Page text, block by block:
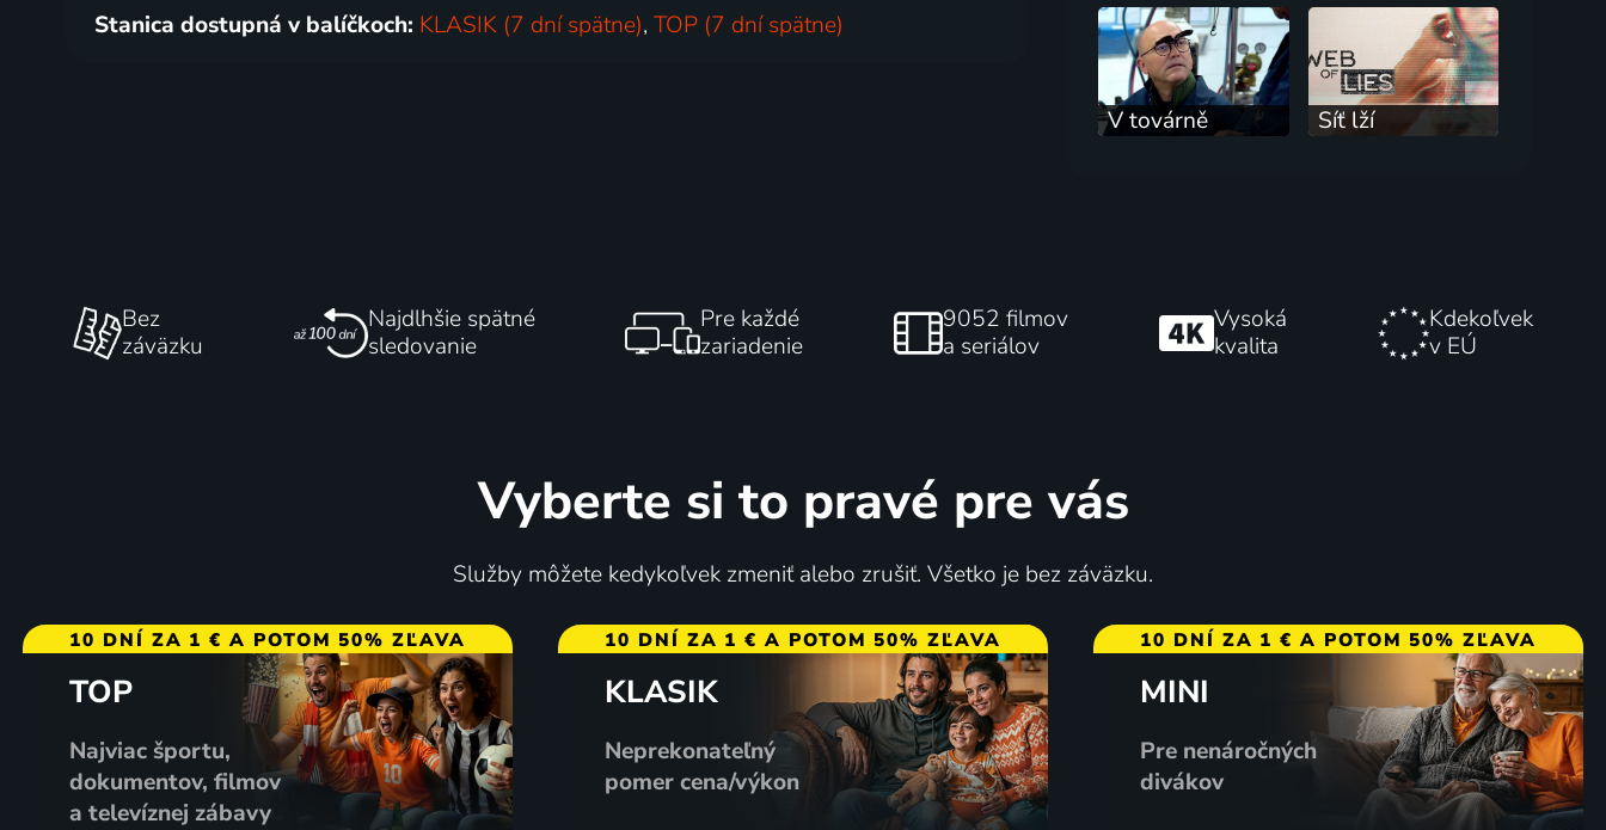
Stanica dostupná v balíčkoch: KLASIK (7 dní spätne),TOP (7 dní spätne)
V továrně Síť lží
Bez
záväzku
Najdlhšie spätné
sledovanie
Pre každé
zariadenie
9052 filmov
a seriálov
Vysoká
kvalita
Kdekoľvek
v EÚ
Vyberte si to pravé pre vás
Služby môžete kedykoľvek zmeniť alebo zrušiť. Všetko je bez záväzku.
10 DNÍ ZA 1 € A POTOM 50% ZĽAVA
TOP
Najviac športu,
dokumentov, filmov
a televíznej zábavy
10 DNÍ ZA 1 € A POTOM 50% ZĽAVA
KLASIK
Neprekonateľný
pomer cena/výkon
10 DNÍ ZA 1 € A POTOM 50% ZĽAVA
MINI
Pre nenáročných
divákov